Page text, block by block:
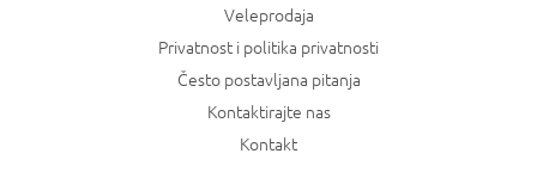
Veleprodaja
Privatnost i politika privatnosti
Često postavljana pitanja
Kontaktirajte nas
Kontakt